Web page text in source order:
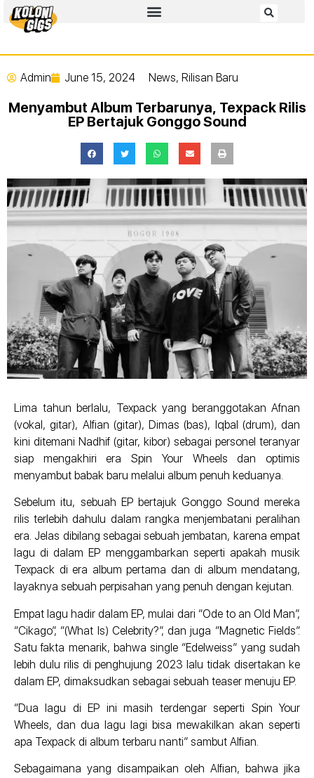
Admin June 15, 2024 News, Rilisan Baru
Menyambut Album Terbarunya, Texpack Rilis
EP Bertajuk Gonggo Sound
Lima tahun berlalu, Texpack yang beranggotakan Afnan
(vokal, gitar), Alfian (gitar), Dimas (bas), Iqbal (drum), dan
kini ditemani Nadhif (gitar, kibor) sebagai personel teranyar
siap mengakhiri era Spin Your Wheels dan optimis
menyambut babak baru melalui album penuh keduanya.
Sebelum itu, sebuah EP bertajuk Gonggo Sound mereka
rilis terlebih dahulu dalam rangka menjembatani peralihan
era. Jelas dibilang sebagai sebuah jembatan, karena empat
lagu di dalam EP menggambarkan seperti apakah musik
Texpack di era album pertama dan di album mendatang,
layaknya sebuah perpisahan yang penuh dengan kejutan.
Empat lagu hadir dalam EP, mulai dari “Ode to an Old Man”,
“Cikago”, “(What Is) Celebrity?”, dan juga “Magnetic Fields”.
Satu fakta menarik, bahwa single “Edelweiss” yang sudah
lebih dulu rilis di penghujung 2023 lalu tidak disertakan ke
dalam EP, dimaksudkan sebagai sebuah teaser menuju EP.
“Dua lagu di EP ini masih terdengar seperti Spin Your
Wheels, dan dua lagu lagi bisa mewakilkan akan seperti
apa Texpack di album terbaru nanti” sambut Alfian.
Sebagaimana yang disampaikan oleh Alfian, bahwa jika